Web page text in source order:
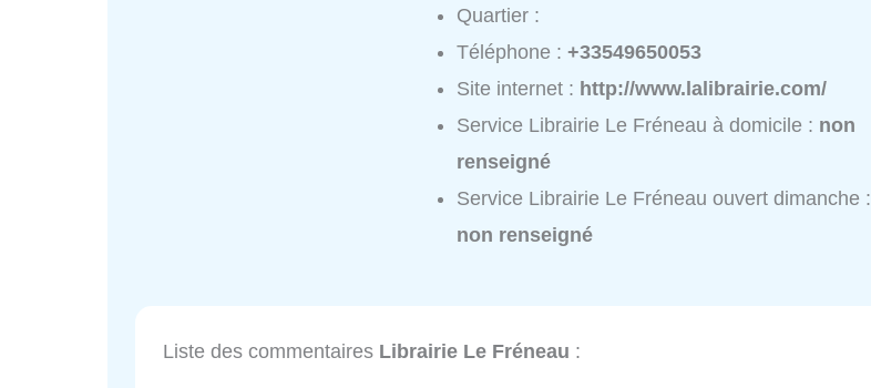
Quartier :
Téléphone :+33549650053
Site internet : http://www.lalibrairie.com/
Service Librairie Le Fréneau à domicile : non
renseigné
Service Librairie Le Fréneau ouvert dimanche :
non renseigné
Liste des commentaires Librairie Le Fréneau :